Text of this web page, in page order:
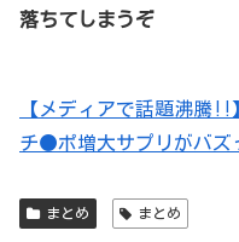
落ちてしまうぞ
【メディアで話題沸騰
チ●ポ増大サプリがバズ
まとめ まとめ